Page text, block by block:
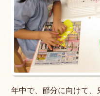
年中で、節分に向けて、